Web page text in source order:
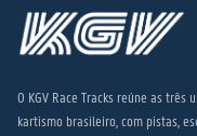
O KGV Race Tracks reúne as
kartismo brasileiro, com pistas,